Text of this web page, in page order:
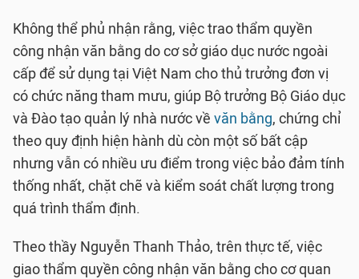
Không thể phủ nhận rằng, việc trao thẩm quyền
công nhận văn bằng do cơ sở giáo dục nước ngoài
cấp để sử dụng tại Việt Nam cho thủ trưởng đơn vị
có chức năng tham mưu, giúp Bộ trưởng Bộ Giáo dục
và Đào tạo quản lý nhà nước về văn bằng, chứng chỉ
theo quy định hiện hành dù còn một số bất cập
nhưng vẫn có nhiều ưu điểm trong việc bảo đảm tính
thống nhất, chặt chẽ và kiểm soát chất lượng trong
quá trình thẩm định.
Theo thầy Nguyễn Thanh Thảo, trên thực tế, việc
giao thẩm quyền công nhận văn bằng cho cơ quan